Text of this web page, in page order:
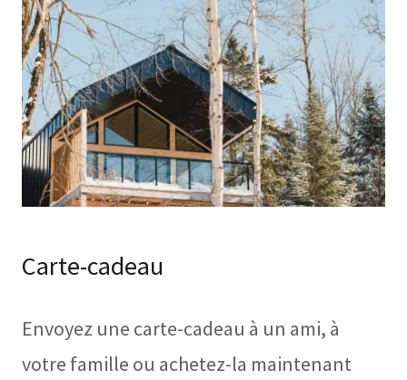
Carte-cadeau
Envoyez une carte-cadeau à un ami, à
votre famille ou achetez-la maintenant